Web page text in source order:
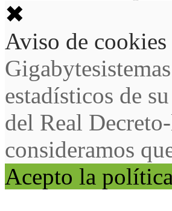
✖
Aviso de cookies
estadísticos de
del Real
consideramos
Acepto la